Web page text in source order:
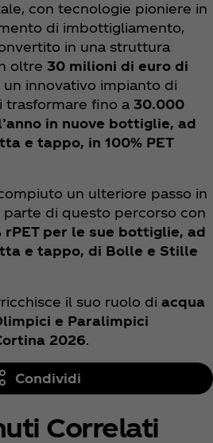
con tecnologie pioniere in
di imbottigliamento,
in una struttura
oltre 30 milioni di euro di
un innovativo impianto di
trasformare fino a 30.000
in nuove bottiglie, ad
e tappo, in 100% PET
un ulteriore passo in
di questo percorso con
rPET per le sue bottiglie, ad
e tappo, di Bolle e Stille
il suo ruolo di acqua
e Paralimpici
2026.
Condividi
Correlati